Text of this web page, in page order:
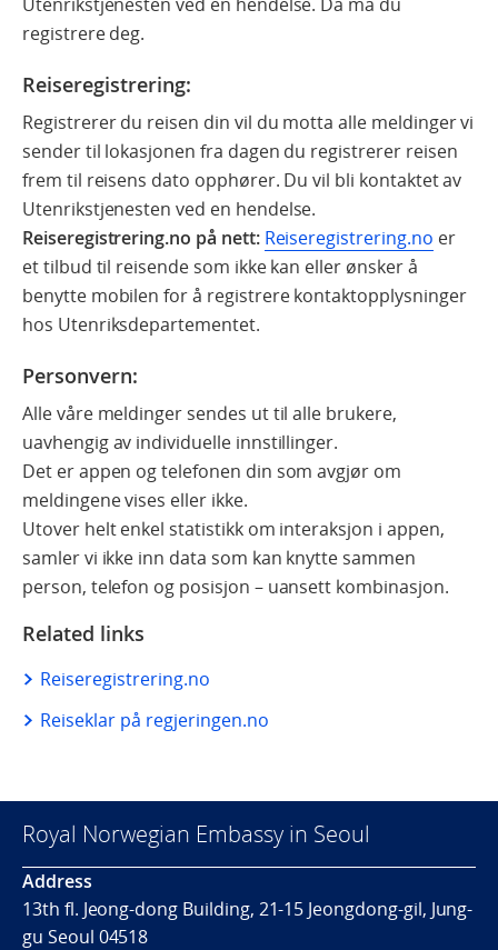
registrere deg.
Reiseregistrering:
Registrerer du reisen din vil du motta alle meldinger vi
sender til lokasjonen fra dagen du registrerer reisen
frem til reisens dato opphører. Du vil bli kontaktet av
Utenrikstjenesten ved en hendelse.
Reiseregistrering.no på nett: Reiseregistrering.no er
et tilbud til reisende som ikke kan eller ønsker å
benytte mobilen for å registrere kontaktopplysninger
hos Utenriksdepartementet.
Personvern:
Alle våre meldinger sendes ut til alle brukere,
uavhengig av individuelle innstillinger.
Det er appen og telefonen din som avgjør om
meldingene vises eller ikke.
Utover helt enkel statistikk om interaksjon i appen,
samler vi ikke inn data som kan knytte sammen
person, telefon og posisjon – uansett kombinasjon.
Related links
Reiseregistrering.no
Reiseklar på regjeringen.no
Royal Norwegian Embassy in Seoul
Address
13th fl. Jeong-dong Building, 21-15 Jeongdong-gil, Jung-
gu Seoul 04518